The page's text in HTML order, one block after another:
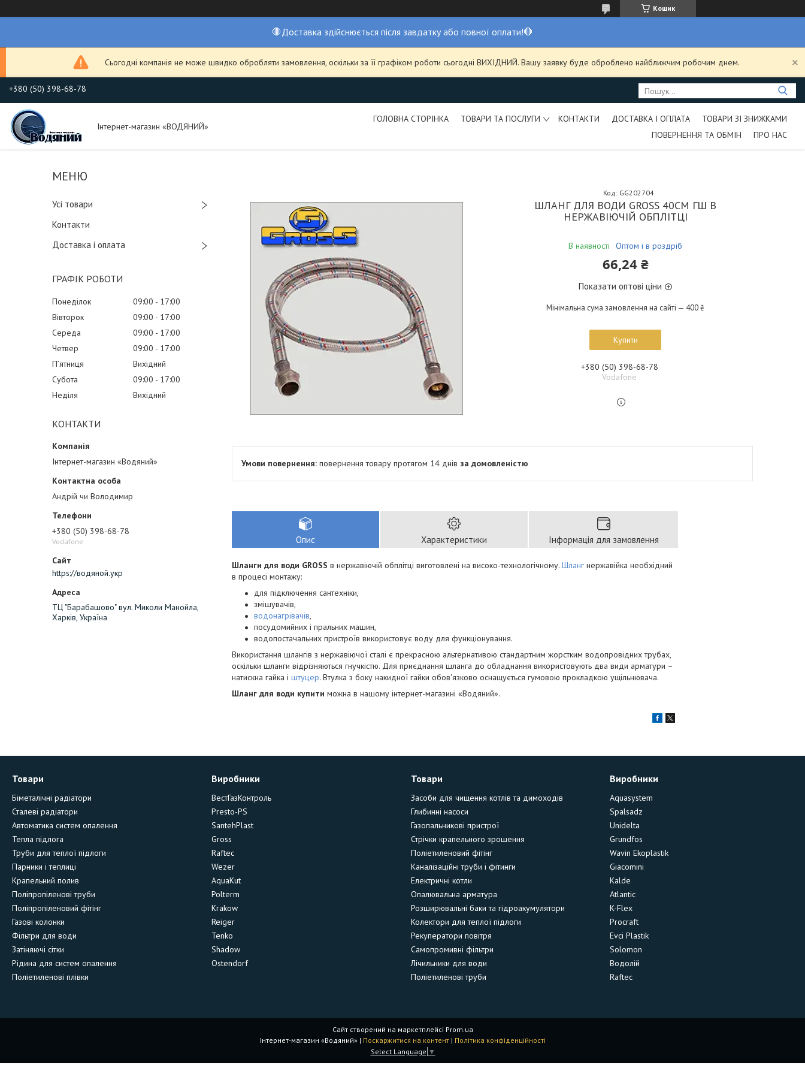
Кошик
🛑Доставка здійснюється після завдатку або повної оплати!🛑
Сьогодні компанія не може швидко обробляти замовлення, оскільки за її графіком роботи сьогодні ВИХІДНИЙ. Вашу заявку буде оброблено найближчим робочим днем.
+380 (50) 398-68-78
Інтернет-магазин «ВОДЯНИЙ»
ГОЛОВНА СТОРІНКА ТОВАРИ ТА ПОСЛУГИ КОНТАКТИ ДОСТАВКА І ОПЛАТА
ТОВАРИ ЗІ ЗНИЖКАМИ
ПОВЕРНЕННЯ ТА ОБМІН
ПРО НАС
Усі товари
Контакти
Доставка і оплата
ГРАФІК РОБОТИ
Понеділок 09:00
17:00
Вівторок
09:00
17:00
Середа
09:00
17:00
Четвер
09:00
17:00
Пʼятниця
Вихідний
Субота
09:00
17:00
Неділя
Вихідний
КОНТАКТИ
Інтернет-магазин «Водяний»
Андрій чи Володимир
+380 (50) 398-68-78
Vodafone
https://водяной.укр
ТЦ "Барабашово" вул. Миколи Манойла,
Харків, Україна
ШЛАНГ ДЛЯ ВОДИ GROSS 40СМ ГШ В
НЕРЖАВІЮЧІЙ ОБПЛІТЦІ
В наявності Оптом і в роздріб
Код: GG202704
66,24 ₴
Показати оптові ціни
Мінімальна сума замовлення на сайті — 400 ₴
Купити
+380 (50) 398-68-78
Vodafone
повернення товару протягом 14 днів за домовленістю
Опис Характеристики Інформація для замовлення
Шланги для води GROSS в нержавіючій обплітці виготовлені на високо-технологічному. Шланг нержавійка необхідний
в процесі монтажу:
для підключення сантехніки,
змішувачів,
водонагрівачів,
посудомийних і пральних машин,
водопостачальних пристроїв використовує воду для функціонування.
Використання шлангів з нержавіючої сталі є прекрасною альтернативою стандартним жорстким водопровідних трубах,
оскільки шланги відрізняються гнучкістю. Для приєднання шланга до обладнання використовують два види арматури –
натискна гайка і штуцер. Втулка з боку накидної гайки обов'язково оснащується гумовою прокладкою ущільнювача.
Шланг для води купити можна в нашому інтернет-магазині «Водяний».
Товари
Біметалічні радіатори
Сталеві радіатори
Автоматика систем опалення
Тепла підлога
Труби для теплої підлоги
Парники і теплиці
Крапельний полив
Поліпропіленові труби
Поліпропіленовий фітінг
Газові колонки
Фільтри для води
Затіняючі сітки
Рідина для систем опалення
Поліетиленові плівки
Виробники
ВестГазКонтроль
Presto-PS
SantehPlast
Gross
Raftec
Wezer
AquaKut
Polterm
Krakow
Reiger
Tenko
Shadow
Ostendorf
Товари
Засоби для чищення котлів та димоходів
Глибинні насоси
Газопальникові пристрої
Стрічки крапельного зрошення
Поліетиленовий фітінг
Каналізаційні труби і фітинги
Електричні котли
Опалювальна арматура
Розширювальні баки та гідроакумулятори
Колектори для теплої підлоги
Рекуператори повітря
Самопромивні фільтри
Лічильники для води
Поліетиленові труби
Виробники
Aquasystem
Spalsadz
Unidelta
Grundfos
Wavin Ekoplastik
Giacomini
Kalde
Atlantic
K-Flex
Procraft
Evci Plastik
Solomon
Водолій
Raftec
Сайт створений на маркетплейсі Prom.ua
Інтернет-магазин «Водяний» | Поскаржитися на контент | Політика конфіденційності
Select Language ▼